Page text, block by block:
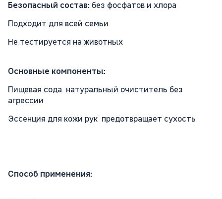
Безопасный состав: без фосфатов и хлора
Подходит для всей семьи
Не тестируется на животных
Основные компоненты:
Пищевая сода натуральный очиститель без
агрессии
Эссенция для кожи рук предотвращает сухость
Способ применения: